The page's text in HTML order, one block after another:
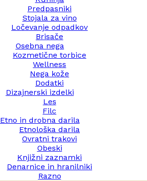
Predpasniki
Stojala za vino
Ločevanje odpadkov
Brisače
Osebna nega
Kozmetične torbice
Wellness
Nega kože
Dodatki
Dizajnerski izdelki
Les
Filc
Etno in drobna darila
Etnološka darila
Ovratni trakovi
Obeski
Knjižni zaznamki
Denarnice in hranilniki
Razno